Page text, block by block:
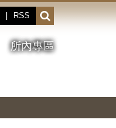
RSS
開
啟
或
收
所內專區
圖
圖
結